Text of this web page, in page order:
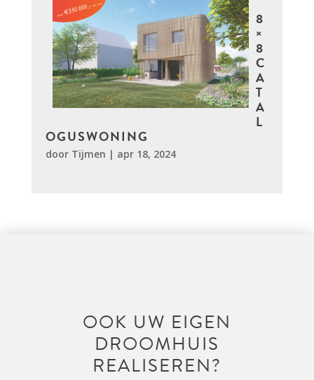
8
×
8
C
A
T
A
L
OGUSWONING
door Tijmen | apr 18, 2024
OOK UW EIGEN
DROOMHUIS
REALISEREN?